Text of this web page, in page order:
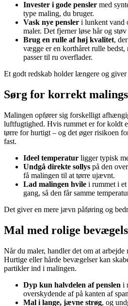
Invester i gode pensler med
type maling, du bruger.
Vask nye pensler i lunkent vand
maler. Det fjerner løse hår og
Brug en rulle af høj kvalitet,
vægge er en korthåret rulle
passer til ru overflader.
Et godt redskab holder længere og giver
Sørg for korrekt
Malingen opfører sig forskelligt
luftfugtighed. Hvis rummet er for koldt
tørre for hurtigt – og det øger risikoen
fast.
Ideel temperatur ligger typisk
Undgå direkte sollys på den
få malingen til at tørre ujævnt.
Lad malingen hvile i rummet i
gang, så den får samme
Det giver en mere jævn påføring og
Mal med rolige
Når du maler, handler det om at arbejde
Hurtige eller hårde bevægelser kan
partikler ind i malingen.
Dyp kun halvdelen af penslen i
overskydende af på kanten af
Mal i lange, jævne strøg, og